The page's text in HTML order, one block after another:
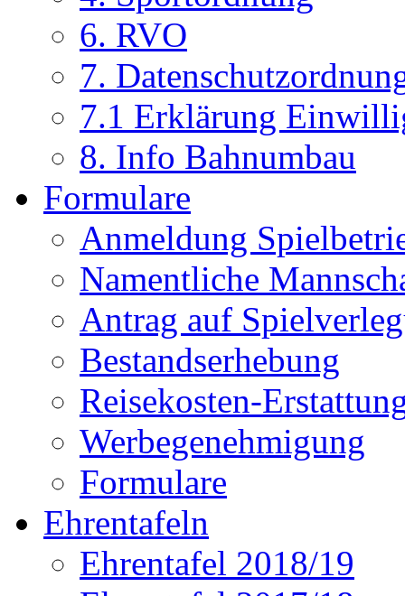
6. RVO
7.
7.1 Erklärung
8. Info Bahnumbau
Formulare
Anmeldung
Namentliche
Antrag auf
Bestandserhebung
Reisekosten-
Werbegenehmigung
Formulare
Ehrentafeln
Ehrentafel 2018/19